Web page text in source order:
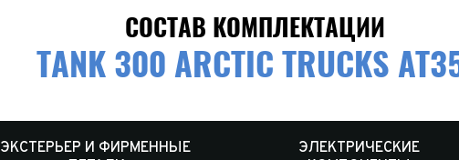
СОСТАВ КОМПЛЕКТАЦИИ
TANK 300 ARCTIC TRUCKS
ЭКСТЕРЬЕР И ФИРМЕННЫЕ
ЭЛЕКТРИЧЕСКИЕ